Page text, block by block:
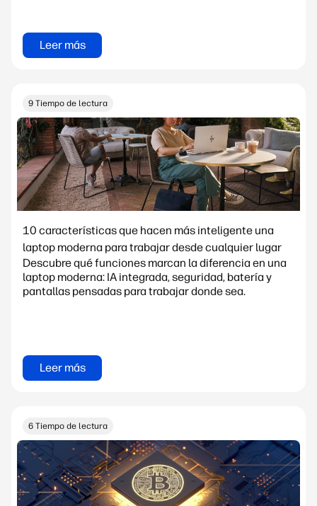
Leer más
9 Tiempo de lectura
10 características que hacen más inteligente una
laptop moderna para trabajar desde cualquier lugar
Descubre qué funciones marcan la diferencia en una
laptop moderna: IA integrada, seguridad, batería y
pantallas pensadas para trabajar donde sea.
Leer más
6 Tiempo de lectura